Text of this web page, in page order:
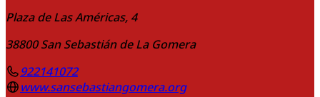
Plaza de Las Américas, 4
38800 San Sebastián de La Gomera
922141072
www.sansebastiangomera.org